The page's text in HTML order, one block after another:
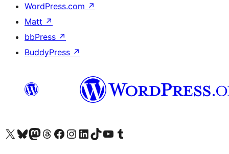
WordPress.com ↗
Matt ↗
bbPress ↗
BuddyPress ↗
Odwiedź nasze konto X (dawniej Twitter)
Odwiedź nasze konto Bluesky
Odwiedź nasze konto na Mastodoncie
Odwiedź naszego Threadsa
Odwiedź naszego Facebooka
Odwiedź nasze konto na Instagramie
Odwiedź nasze konto na LinkedIn
Odwiedź naszego TikToka
Odwiedź nasz kanał YouTube
Odwiedź naszego Tumblra